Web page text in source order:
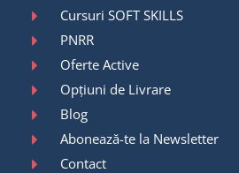
Cursuri SOFT SKILLS
PNRR
Oferte Active
Opțiuni de Livrare
Blog
Abonează-te la Newsletter
Contact